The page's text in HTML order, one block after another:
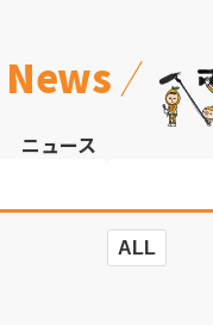
News
ニュース
ALL